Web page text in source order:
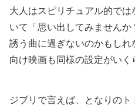
大人はスピリチュアル的で
いて「思い出してみません
誘う曲に過ぎないのかもし
向け映画も同様の設定がいく
ジブリで言えば、となりの